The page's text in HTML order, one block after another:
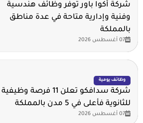
شركة أكوا باور توفر وظائف هندسية
وفنية وإدارية متاحة في عدة مناطق
بالمملكة
07 أغسطس 2026
وظائف يومية
شركة سدافكو تعلن 11 فرصة وظيفية
للثانوية فأعلى في 5 مدن بالمملكة
07 أغسطس 2026